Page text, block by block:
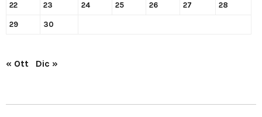
22 23 24 25 26 27 28
29 30
« Ott Dic »